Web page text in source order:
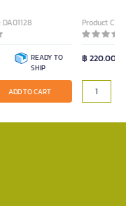
READY TO
SHIP
ADD TO CART
Product
฿ 220.00